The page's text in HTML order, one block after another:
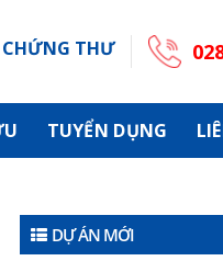
THƯ
TUYỂN DỤNG
DỰ ÁN MỚI